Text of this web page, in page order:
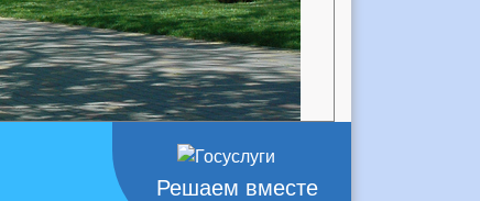
Решаем вместе